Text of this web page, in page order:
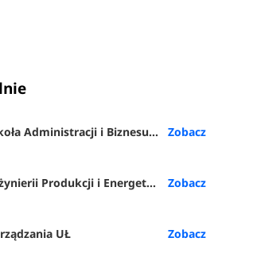
i Biznesu im. E. Kwiatkowskiego w Gdyni
Produkcji i Energetyki URK
UŁ